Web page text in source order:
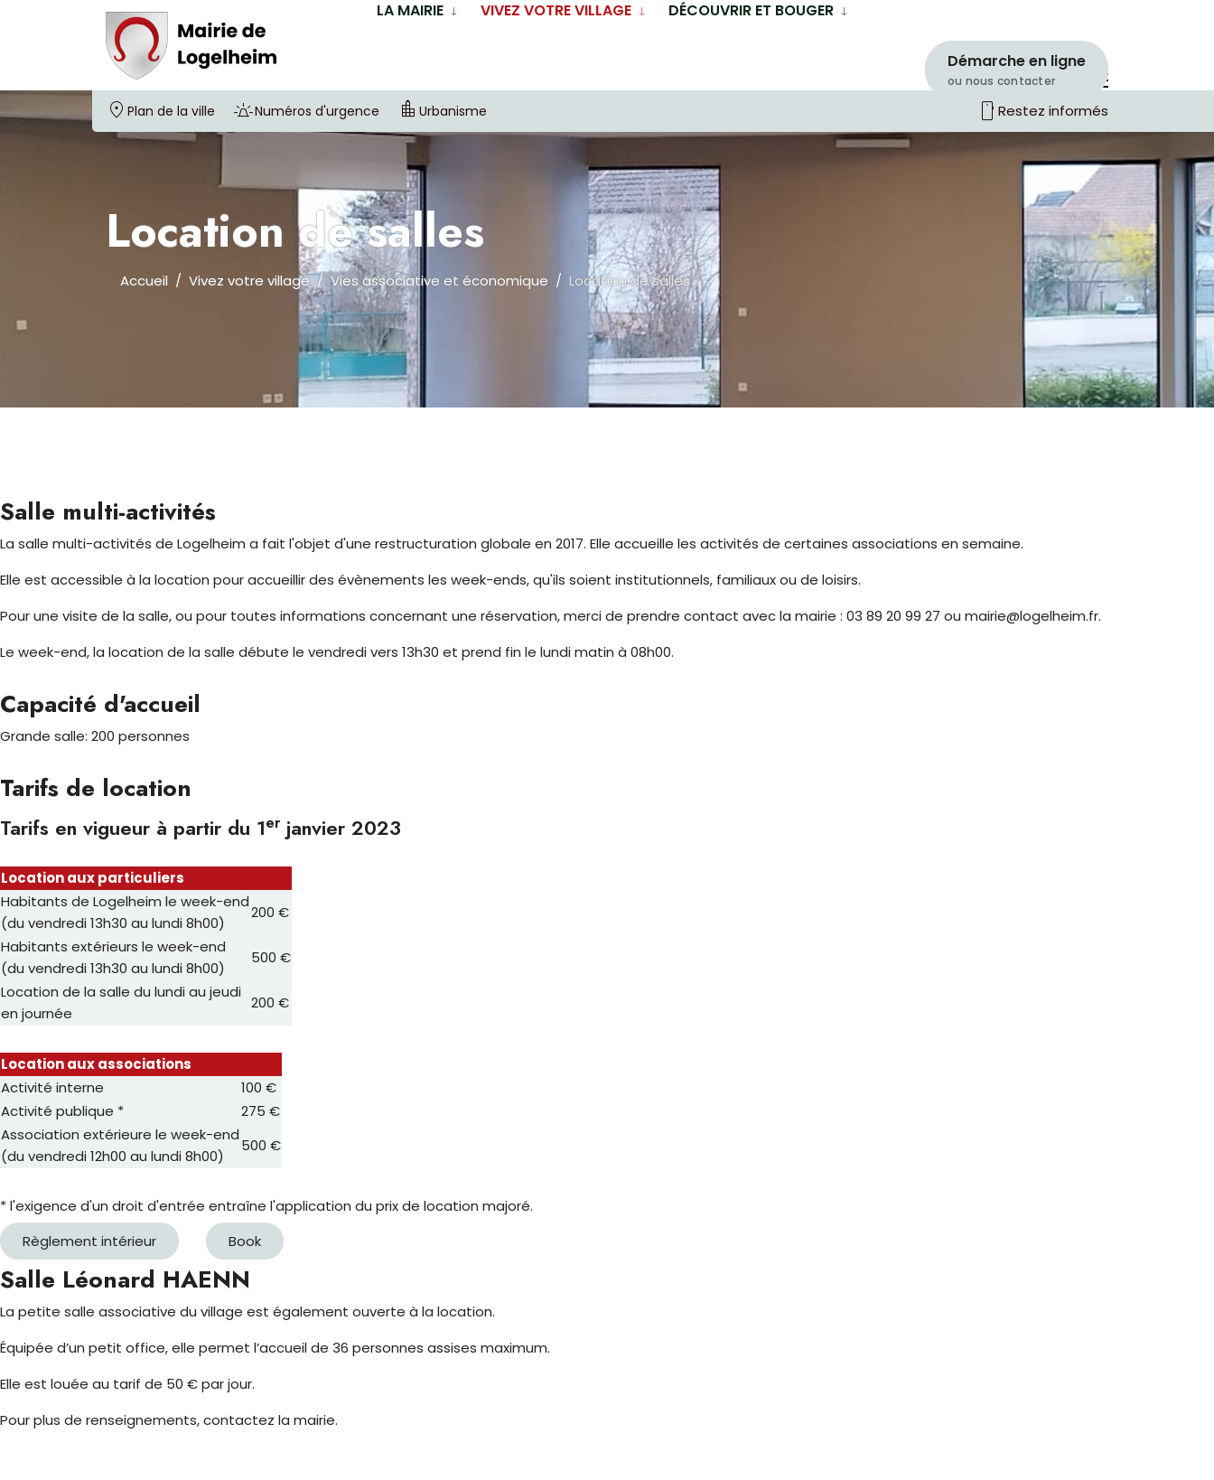
LA MAIRIE VIVEZ VOTRE VILLAGE DÉCOUVRIR ET BOUGER
Démarche en ligne
ou nous contacter
Plan de la ville Numéros d'urgence Urbanisme smartphone Restez informés
Location de salles
Accueil Vivez votre village Vies associative et économique Location de salles
Salle multi-activités
La salle multi-activités de Logelheim a fait l'objet d'une restructuration globale en 2017. Elle accueille les activités de certaines associations en semaine.
Elle est accessible à la location pour accueillir des évènements les week-ends, qu'ils soient institutionnels, familiaux ou de loisirs.
Pour une visite de la salle, ou pour toutes informations concernant une réservation, merci de prendre contact avec la mairie : 03 89 20 99 27 ou mairie@logelheim.fr.
Le week-end, la location de la salle débute le vendredi vers 13h30 et prend fin le lundi matin à 08h00.
Capacité d'accueil
Grande salle: 200 personnes
Tarifs de location
Tarifs en vigueur à partir du 1erjanvier 2023
Location aux particuliers
Habitants de Logelheim le week-end
(du vendredi 13h30 au lundi 8h00)
200 €
Habitants extérieurs le week-end
(du vendredi 13h30 au lundi 8h00)
500 €
Location de la salle du lundi au jeudi
en journée
200 €
Location aux associations
Activité interne
100 €
Activité publique *
275 €
Association extérieure le week-end
(du vendredi 12h00 au lundi 8h00)
500 €
* l'exigence d'un droit d'entrée entraîne l'application du prix de location majoré.
Règlement intérieur
Book
Salle Léonard HAENN
La petite salle associative du village est également ouverte à la location.
Équipée d’un petit office, elle permet l’accueil de 36 personnes assises maximum.
Elle est louée au tarif de 50 € par jour.
Pour plus de renseignements, contactez la mairie.